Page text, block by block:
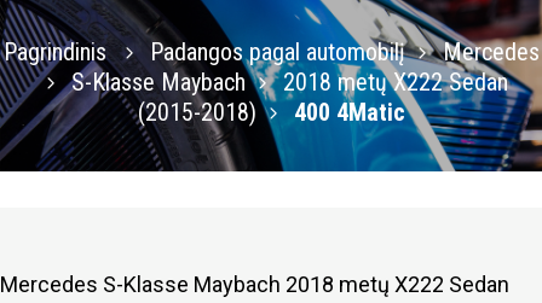
Pagrindinis Padangos pagal automobilį
Mercedes
S-Klasse Maybach
2018 metų X222 Sedan
(2015-2018)
400 4Matic
Mercedes S-Klasse Maybach 2018 metų X222 Sedan